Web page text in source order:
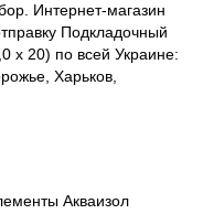
Интернет-магазин
Подкладочный
x 20) по всей Украине:
Харьков,
Акваизол